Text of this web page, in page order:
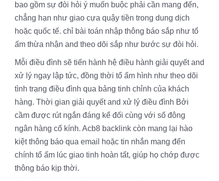
bao gồm sự đòi hỏi ý muốn buộc phải cần mang đến,
chẳng hạn như giao cựa quậy tiền trong dung dịch
hoặc quốc tế. chỉ bài toán nhập thông báo sắp như tổ
ấm thừa nhận and theo dõi sắp như bước sự đòi hỏi.
Mỗi điều đình sẽ tiến hành hệ điều hành giải quyết and
xử lý ngay lập tức, đồng thời tổ ấm hình như theo dõi
tình trạng điều đình qua bảng tinh chỉnh của khách
hàng. Thời gian giải quyết and xử lý điều đình Bởi
cầm được rút ngắn đáng kể đối cùng với số đông
ngân hàng cổ kính. Acb8 backlink còn mang lại hào
kiệt thông báo qua email hoặc tin nhắn mang đến
chính tổ ấm lúc giao tinh hoàn tất, giúp họ chớp được
thông báo kịp thời.